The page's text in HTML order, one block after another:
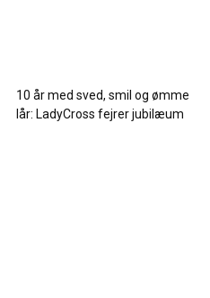
10 år med sved, smil og ømme
lår: LadyCross fejrer jubilæum